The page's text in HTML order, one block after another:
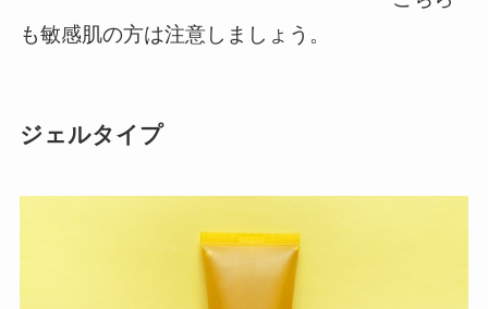
も敏感肌の方は注意しましょう。
ジェルタイプ